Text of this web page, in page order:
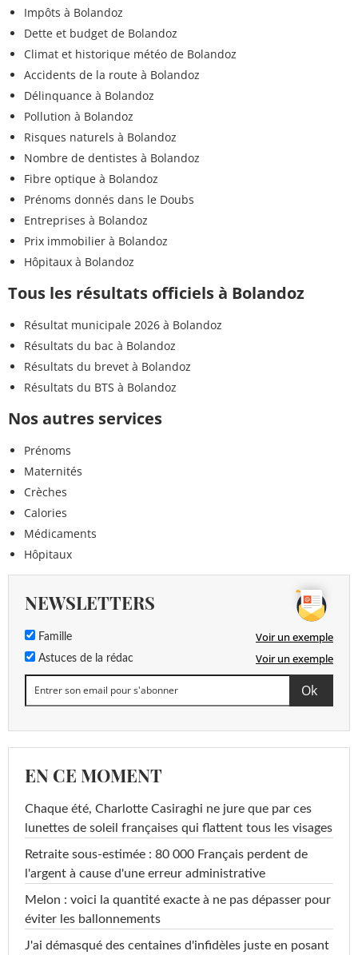
Impôts à Bolandoz
Dette et budget de Bolandoz
Climat et historique météo de Bolandoz
Accidents de la route à Bolandoz
Délinquance à Bolandoz
Pollution à Bolandoz
Risques naturels à Bolandoz
Nombre de dentistes à Bolandoz
Fibre optique à Bolandoz
Prénoms donnés dans le Doubs
Entreprises à Bolandoz
Prix immobilier à Bolandoz
Hôpitaux à Bolandoz
Tous les résultats officiels à Bolandoz
Résultat municipale 2026 à Bolandoz
Résultats du bac à Bolandoz
Résultats du brevet à Bolandoz
Résultats du BTS à Bolandoz
Nos autres services
Prénoms
Maternités
Crèches
Calories
Médicaments
Hôpitaux
NEWSLETTERS
Famille Voir un exemple
Astuces de la rédac Voir un exemple
EN CE MOMENT
Chaque été, Charlotte Casiraghi ne jure que par ces
lunettes de soleil françaises qui flattent tous les visages
Retraite sous-estimée : 80 000 Français perdent de
l'argent à cause d'une erreur administrative
Melon : voici la quantité exacte à ne pas dépasser pour
éviter les ballonnements
J'ai démasqué des centaines d'infidèles juste en posant